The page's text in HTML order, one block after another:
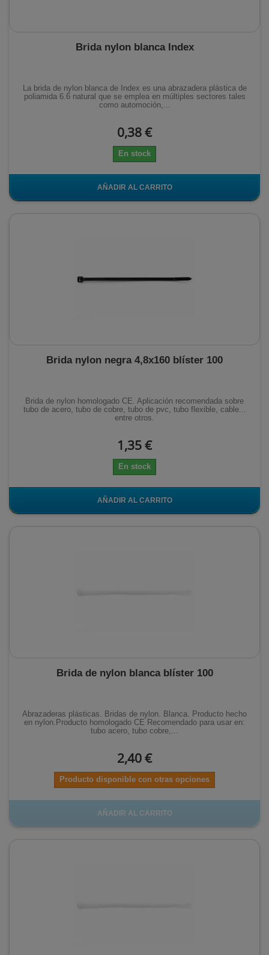
Brida nylon blanca Index
La brida de nylon blanca de Index es una abrazadera plástica de
poliamida 6.6 natural que se emplea en múltiples sectores tales
como automoción,...
0,38 €
En stock
AÑADIR AL CARRITO
Brida nylon negra 4,8x160 blíster 100
Brida de nylon homologado CE. Aplicación recomendada sobre
tubo de acero, tubo de cobre, tubo de pvc, tubo flexible, cable...
entre otros.
1,35 €
En stock
AÑADIR AL CARRITO
Brida de nylon blanca blíster 100
Abrazaderas plásticas. Bridas de nylon. Blanca. Producto hecho
en nylon.Producto homologado CE Recomendado para usar en:
tubo acero, tubo cobre,...
2,40 €
Producto disponible con otras opciones
AÑADIR AL CARRITO